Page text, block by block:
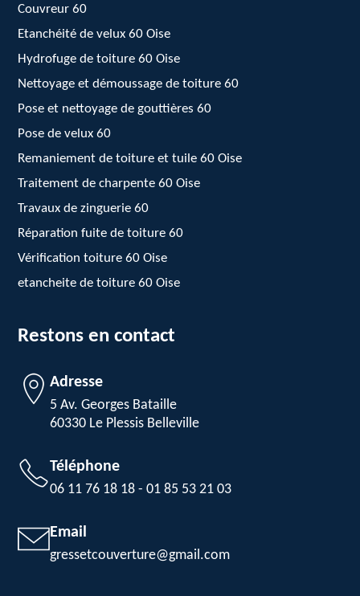
Couvreur 60
Etanchéité de velux 60 Oise
Hydrofuge de toiture 60 Oise
Nettoyage et démoussage de toiture 60
Pose et nettoyage de gouttières 60
Pose de velux 60
Remaniement de toiture et tuile 60 Oise
Traitement de charpente 60 Oise
Travaux de zinguerie 60
Réparation fuite de toiture 60
Vérification toiture 60 Oise
etancheite de toiture 60 Oise
Restons en contact
Adresse
5 Av. Georges Bataille
60330 Le Plessis Belleville
Téléphone
06 11 76 18 18 -01 85 53 21 03
Email
gressetcouverture@gmail.com